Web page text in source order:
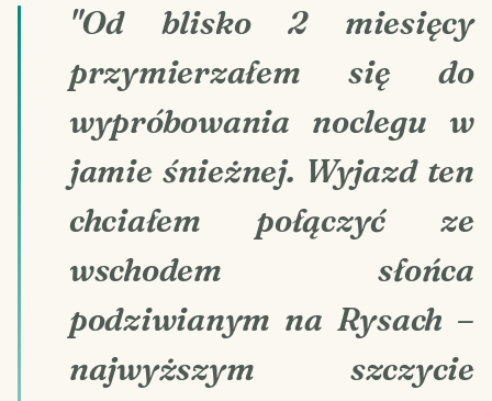
"Od blisko 2 miesięcy
przymierzałem się do
wypróbowania noclegu w
jamie śnieżnej. Wyjazd ten
chciałem połączyć ze
wschodem słońca
podziwianym na Rysach –
najwyższym szczycie